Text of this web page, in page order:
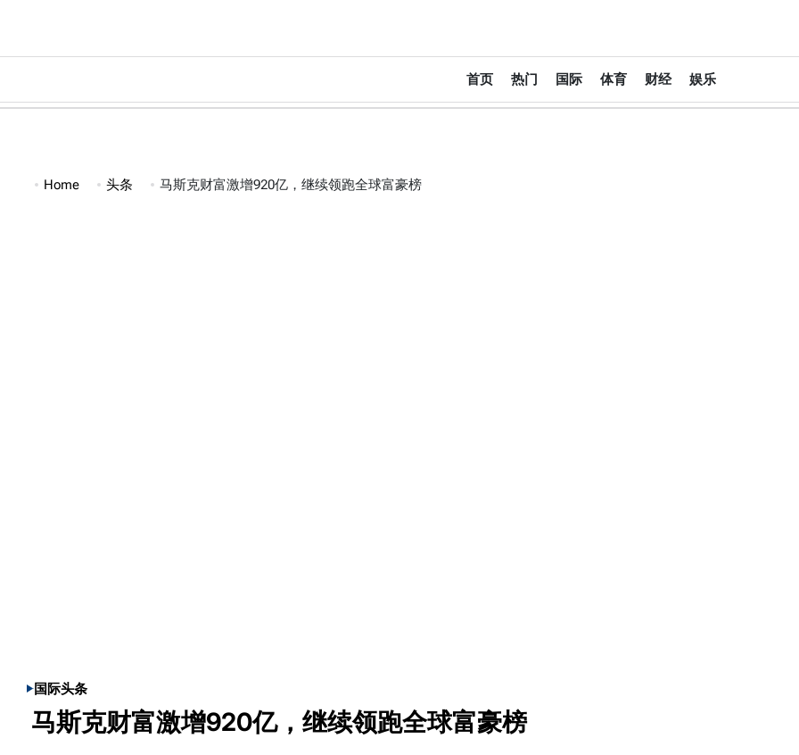
content
大
中
首页 热门 国际 体育 财经 娱乐
Home 头条 马斯克财富激增920亿，继续领跑全球富豪榜
POSTED
IN
国际头条
马斯克财富激增920亿，继续领跑全球富豪榜